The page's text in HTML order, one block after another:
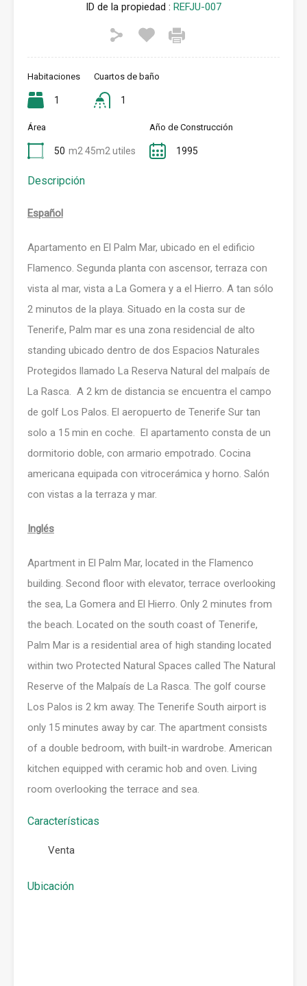
ID de la propiedad : REFJU-007
Habitaciones
1
Cuartos de baño
1
Área
50 m2 45m2 utiles
Año de Construcción
1995
Descripción
Español
Apartamento en El Palm Mar, ubicado en el edificio
Flamenco. Segunda planta con ascensor, terraza con
vista al mar, vista a La Gomera y a el Hierro. A tan sólo
2 minutos de la playa. Situado en la costa sur de
Tenerife, Palm mar es una zona residencial de alto
standing ubicado dentro de dos Espacios Naturales
Protegidos llamado La Reserva Natural del malpaís de
La Rasca. A 2 km de distancia se encuentra el campo
de golf Los Palos. El aeropuerto de Tenerife Sur tan
solo a 15 min en coche. El apartamento consta de un
dormitorio doble, con armario empotrado. Cocina
americana equipada con vitrocerámica y horno. Salón
con vistas a la terraza y mar.
Inglés
Apartment in El Palm Mar, located in the Flamenco
building. Second floor with elevator, terrace overlooking
the sea, La Gomera and El Hierro. Only 2 minutes from
the beach. Located on the south coast of Tenerife,
Palm Mar is a residential area of high standing located
within two Protected Natural Spaces called The Natural
Reserve of the Malpaís de La Rasca. The golf course
Los Palos is 2 km away. The Tenerife South airport is
only 15 minutes away by car. The apartment consists
of a double bedroom, with built-in wardrobe. American
kitchen equipped with ceramic hob and oven. Living
room overlooking the terrace and sea.
Características
Venta
Ubicación